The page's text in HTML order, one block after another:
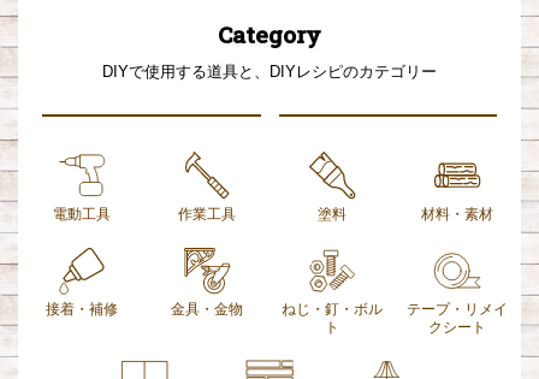
Category
DIYで使用する道具と、DIYレシピのカテゴリー
電動工具 作業工具 塗料 材料・素材
接着・補修 金具・金物
ねじ・釘・ボル
ト
テープ・リメイ
クシート